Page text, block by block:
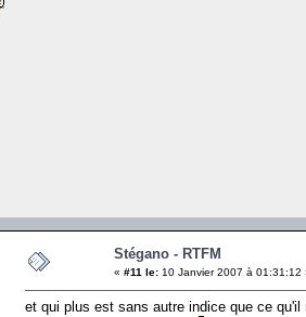
Stégano - RTFM
« #11 le: 10 Janvier 2007 à 01:31:12
et qui plus est sans autre indice que ce qu'il